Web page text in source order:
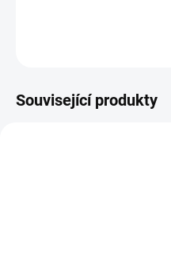
Související produkty